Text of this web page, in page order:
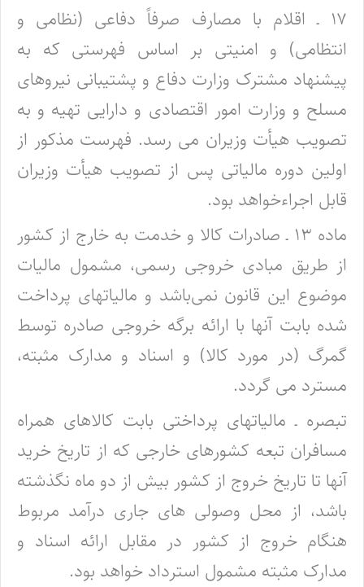
۱۷ ـ اقلام با مصارف صرفاً دفاعی (نظامی و
انتظامی) و امنیتی بر اساس فهرستی که به
پیشنهاد مشترک وزارت دفاع و پشتیبانی نیروهای
مسلح و وزارت امور اقتصادی و دارایی تهیه و به
تصویب هیأت وزیران می رسد. فهرست مذکور از
اولین دوره مالیاتی پس از تصویب هیأت وزیران
قابل اجراءخواهد بود.
ماده ۱۳ ـ صادرات کالا و خدمت به خارج از کشور
از طریق مبادی خروجی رسمی، مشمول مالیات
موضوع این قانون نمی‌باشد و مالیاتهای پرداخت
شده بابت آنها با ارائه برگه خروجی صادره توسط
گمرگ (در مورد کالا) و اسناد و مدارک مثبته،
مسترد می گردد.
تبصره ـ مالیاتهای پرداختی بابت کالاهای همراه
مسافران تبعه کشورهای خارجی که از تاریخ خرید
آنها تا تاریخ خروج از کشور بیش از دو ماه نگذشته
باشد، از محل وصولی های جاری درآمد مربوط
هنگام خروج از کشور در مقابل ارائه اسناد و
مدارک مثبته مشمول استرداد خواهد بود.